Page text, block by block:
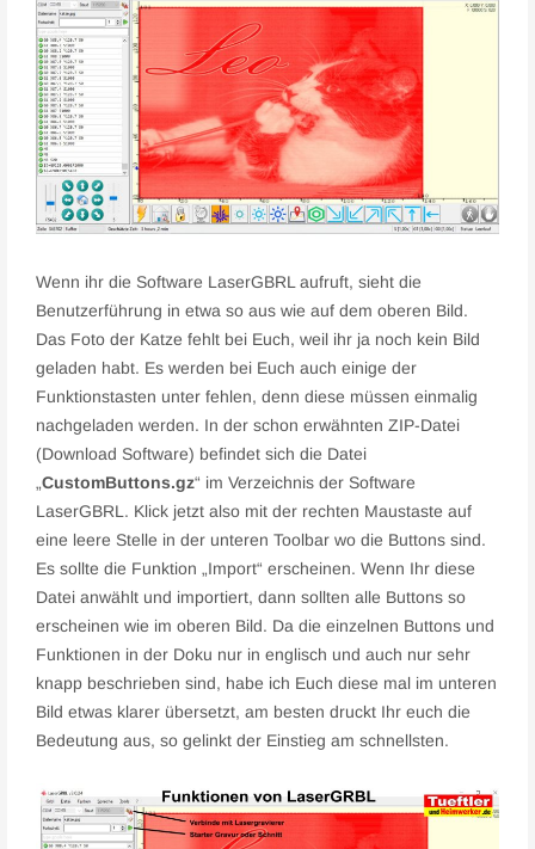
Wenn ihr die Software LaserGBRL aufruft, sieht die
Benutzerführung in etwa so aus wie auf dem oberen Bild.
Das Foto der Katze fehlt bei Euch, weil ihr ja noch kein Bild
geladen habt. Es werden bei Euch auch einige der
Funktionstasten unter fehlen, denn diese müssen einmalig
nachgeladen werden. In der schon erwähnten ZIP-Datei
(Download Software) befindet sich die Datei
„CustomButtons.gz“ im Verzeichnis der Software
LaserGBRL. Klick jetzt also mit der rechten Maustaste auf
eine leere Stelle in der unteren Toolbar wo die Buttons sind.
Es sollte die Funktion „Import“ erscheinen. Wenn Ihr diese
Datei anwählt und importiert, dann sollten alle Buttons so
erscheinen wie im oberen Bild. Da die einzelnen Buttons und
Funktionen in der Doku nur in englisch und auch nur sehr
knapp beschrieben sind, habe ich Euch diese mal im unteren
Bild etwas klarer übersetzt, am besten druckt Ihr euch die
Bedeutung aus, so gelinkt der Einstieg am schnellsten.